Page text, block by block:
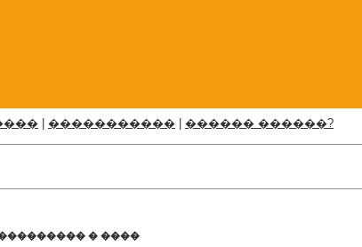
����������� ������ ������?
� ����